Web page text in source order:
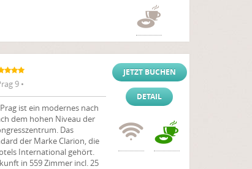
9 •
ist ein modernes nach
dem hohen Niveau der
Das
der Marke Clarion, die
International gehört.
in 559 Zimmer incl. 25
JETZT BUCHEN
DETAIL